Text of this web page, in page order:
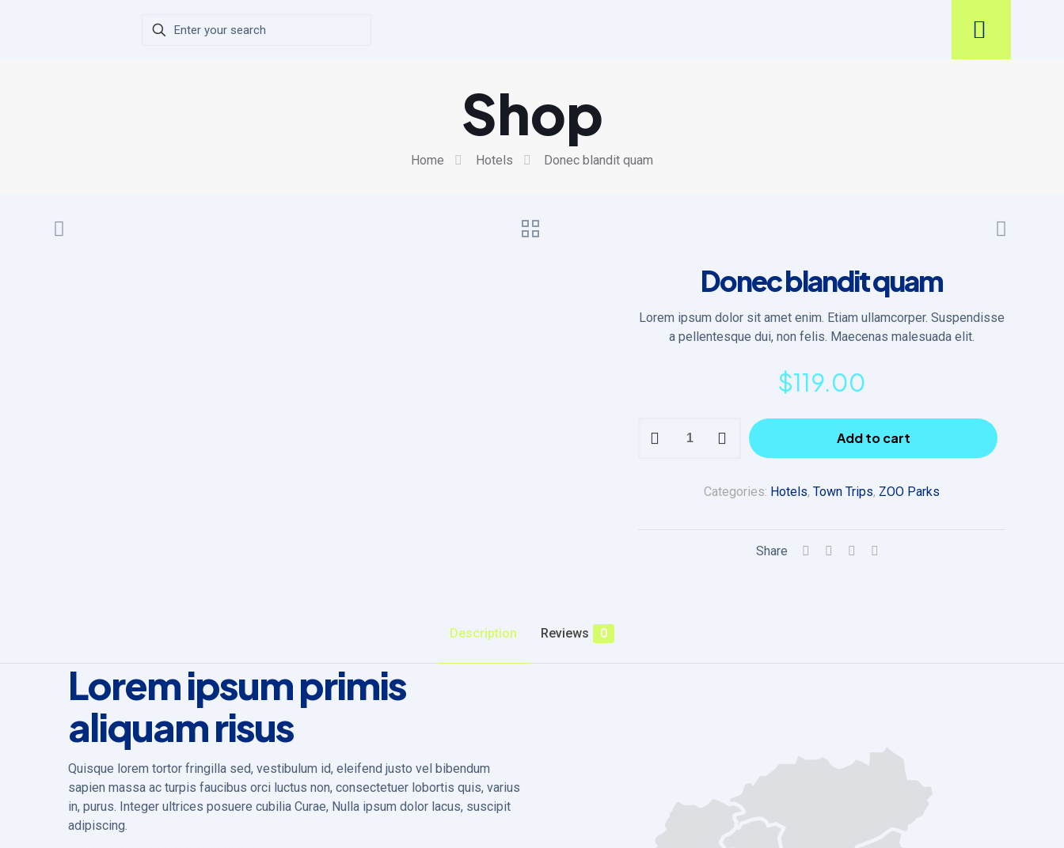
Shop
Home Hotels Donec blandit quam
Donec blandit quam
Lorem ipsum dolor sit amet enim. Etiam ullamcorper. Suspendisse
a pellentesque dui, non felis. Maecenas malesuada elit.
$119.00
blandit
Add to cart
Categories: Hotels, Town Trips, ZOO Parks
Share
Description Reviews 0
Lorem ipsum primis
aliquam risus
Quisque lorem tortor fringilla sed, vestibulum id, eleifend justo vel bibendum
sapien massa ac turpis faucibus orci luctus non, consectetuer lobortis quis, varius
in, purus. Integer ultrices posuere cubilia Curae, Nulla ipsum dolor lacus, suscipit
adipiscing.